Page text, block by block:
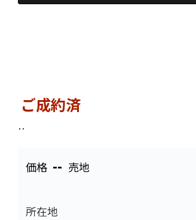
ご成約済
価格 -- 売地
所在地